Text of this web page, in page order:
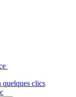
quelques clics